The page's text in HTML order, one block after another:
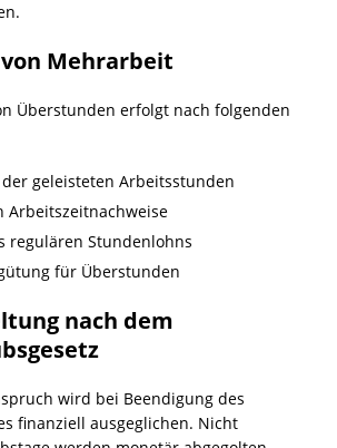
Mehrarbeit
Überstunden erfolgt nach folgenden
geleisteten Arbeitsstunden
Arbeitszeitnachweise
regulären Stundenlohns
für Überstunden
nach dem
wird bei Beendigung des
finanziell ausgeglichen. Nicht